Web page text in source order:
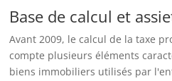
Base de calcul et
Avant 2009, le calcul de la taxe
compte plusieurs éléments
biens immobiliers utilisés par